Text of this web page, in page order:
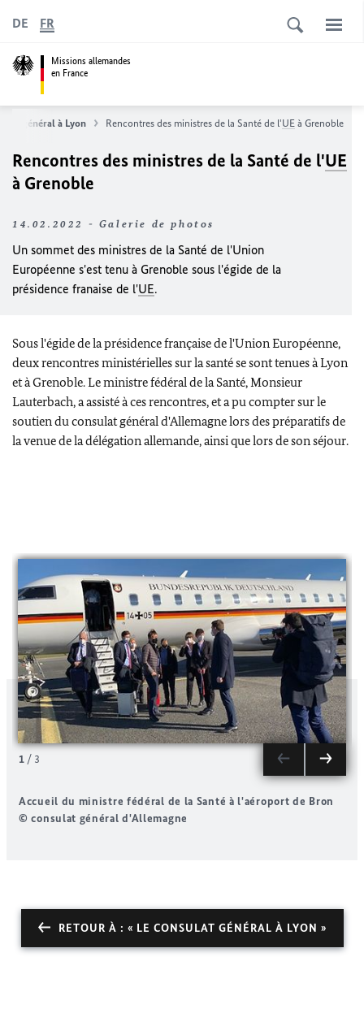
Missions allemandes
en France
DE FR
général à Lyon Rencontres des ministres de la Santé de l'UE à Grenoble
Rencontres des ministres de la Santé de l'UE
à Grenoble
14.02.2022 - Galerie de photos
Un sommet des ministres de la Santé de l'Union
Européenne s'est tenu à Grenoble sous l'égide de la
présidence franaise de l'UE.
Sous l'égide de la présidence française de l'Union Européenne,
deux rencontres ministérielles sur la santé se sont tenues à Lyon
et à Grenoble. Le ministre fédéral de la Santé, Monsieur
Lauterbach, a assisté à ces rencontres, et a pu compter sur le
soutien du consulat général d'Allemagne lors des préparatifs de
la venue de la délégation allemande, ainsi que lors de son séjour.
Accueil du ministre fédéral de la Santé à l'aéroport de Bron
© consulat général d'Allemagne
1 / 3
RETOUR À : « LE CONSULAT GÉNÉRAL À LYON »